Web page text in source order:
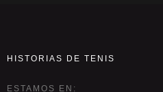
HISTORIAS DE TENIS
ESTAMOS EN: